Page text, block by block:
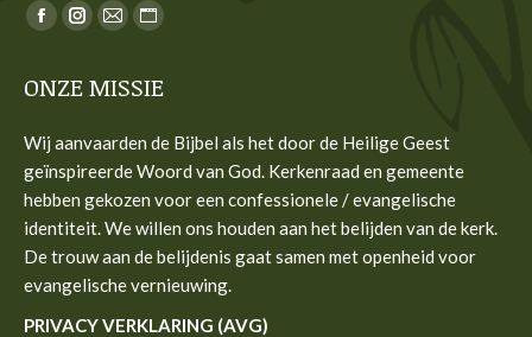
Vind ons op:
Facebook
opens
new
window
Instagram
opens
new
window
Mail
opens
new
window
Website
opens
new
window
ONZE MISSIE
Wij aanvaarden de Bijbel als het door de Heilige Geest
geïnspireerde Woord van God. Kerkenraad en gemeente
hebben gekozen voor een confessionele / evangelische
identiteit. We willen ons houden aan het belijden van de kerk.
De trouw aan de belijdenis gaat samen met openheid voor
evangelische vernieuwing.
PRIVACY VERKLARING (AVG)